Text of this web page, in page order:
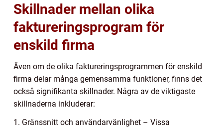
Skillnader mellan olika
faktureringsprogram för
enskild firma
Även om de olika faktureringsprogrammen för enskild
firma delar många gemensamma funktioner, finns det
också signifikanta skillnader. Några av de viktigaste
skillnaderna inkluderar:
1. Gränssnitt och användarvänlighet – Vissa